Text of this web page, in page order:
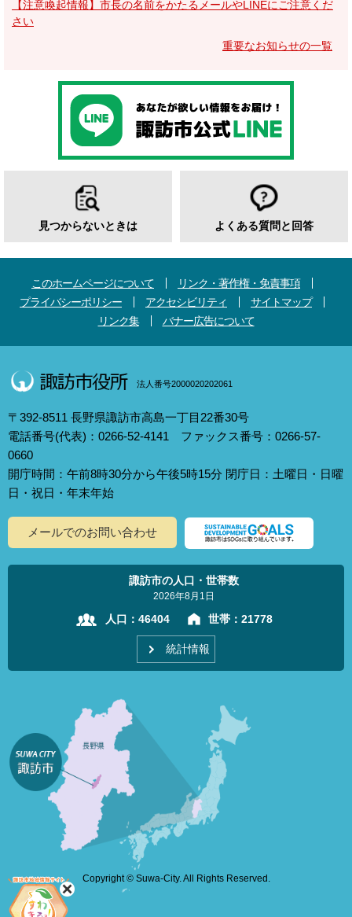
【注意喚起情報】市長の名前をかたるメールやLINEにご注意くだ
さい
重要なお知らせの一覧
見つからないときは よくある質問と回答
このホームページについて
リンク・著作権・免責事項
プライバシーポリシー
アクセシビリティ
サイトマップ
リンク集
バナー広告について
法人番号2000020202061
〒392-8511 長野県諏訪市高島一丁目22番30号
電話番号(代表)：0266-52-4141 ファックス番号：0266-57-
0660
開庁時間：午前8時30分から午後5時15分 閉庁日：土曜日・日曜
日・祝日・年末年始
メールでのお問い合わせ
諏訪市の人口・世帯数
2026年8月1日
人口： 46404 世帯： 21778
統計情報
Copyright © Suwa-City. All Rights Reserved.